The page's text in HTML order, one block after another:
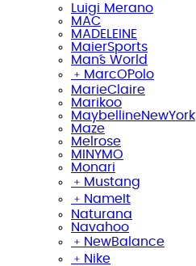
Luigi Merano
MAC
MADELEINE
MaierSports
Man´s World
﹢ MarcO´Polo
MarieClaire
Marikoo
MaybellineNewYork
Maze
Melrose
MINYMO
Monari
﹢ Mustang
﹢ NameIt
Naturana
Navahoo
﹢ NewBalance
﹢ Nike